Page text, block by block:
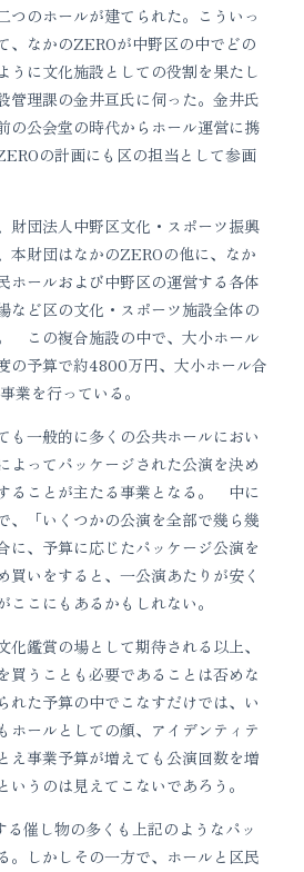
つのホールが建てられた。こういっ
、なかのZEROが中野区の中でどの
うに文化施設としての役割を果たし
管理課の金井亘氏に伺った。金井氏
の公会堂の時代からホール運営に携
の計画にも区の担当として参画
財団法人中野区文化・スポーツ振興
本財団はなかのZEROの他に、なか
ホールおよび中野区の運営する各体
など区の文化・スポーツ施設全体の
この複合施設の中で、大小ホール
の予算で約4800万円、大小ホール合
業を行っている。
も一般的に多くの公共ホールにおい
よってパッケージされた公演を決め
ることが主たる事業となる。 中に
、「いくつかの公演を全部で幾ら幾
に、予算に応じたパッケージ公演を
買いをすると、一公演あたりが安く
ここにもあるかもしれない。
鑑賞の場として期待される以上、
買うことも必要であることは否めな
れた予算の中でこなすだけでは、い
ホールとしての顔、アイデンティテ
え事業予算が増えても公演回数を増
いうのは見えてこないであろう。
催し物の多くも上記のようなパッ
。しかしその一方で、ホールと区民